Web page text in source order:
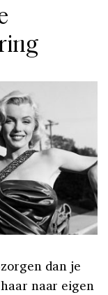
dan je
naar eigen